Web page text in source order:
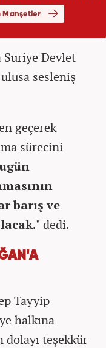
Suriye Devlet
sesleniş
geçerek
sürecini
barış ve
" dedi.
Tayyip
halkına
teşekkür